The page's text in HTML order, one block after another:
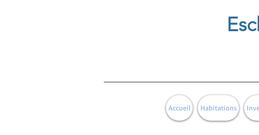
Accueil Habitations